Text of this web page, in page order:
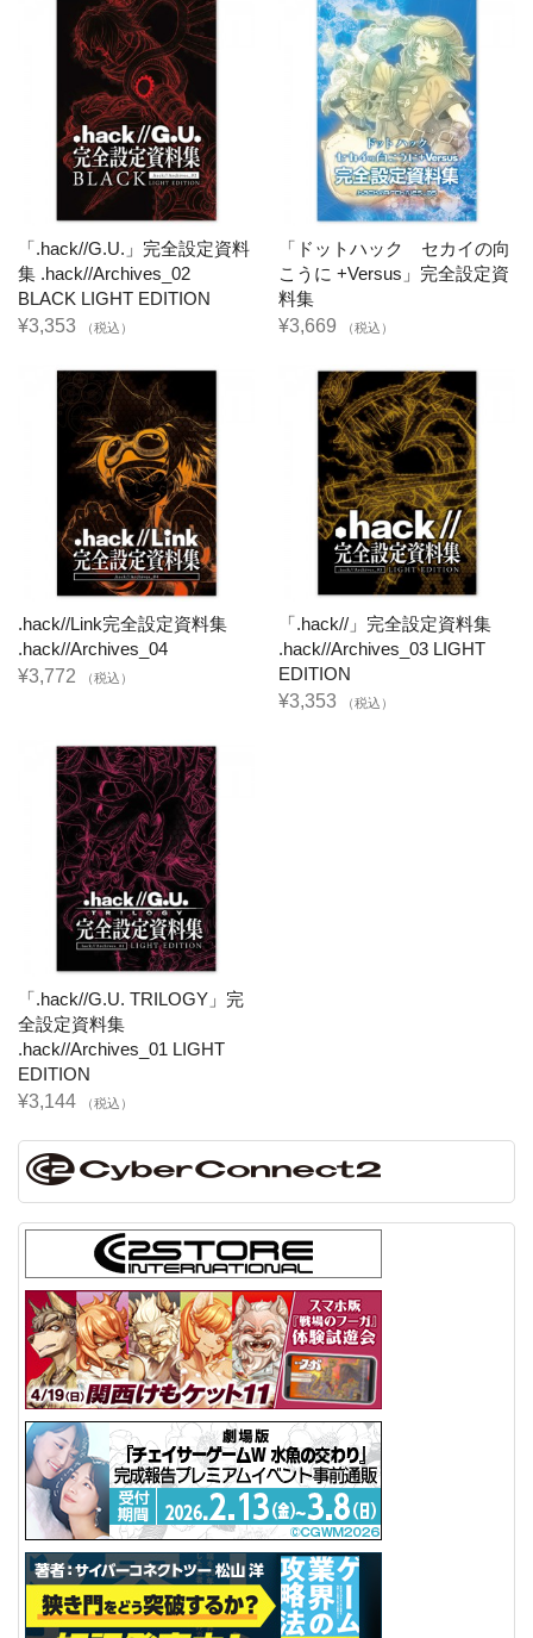
「.hack//G.U.」完全設定資料
集 .hack//Archives_02
BLACK LIGHT EDITION
¥3,353
（税込）
「ドットハック セカイの向
こうに +Versus」完全設定資
料集
¥3,669
（税込）
.hack//Link完全設定資料集
.hack//Archives_04
¥3,772
（税込）
「.hack//」完全設定資料集
.hack//Archives_03 LIGHT
EDITION
¥3,353
（税込）
「.hack//G.U. TRILOGY」完
全設定資料集
.hack//Archives_01 LIGHT
EDITION
¥3,144
（税込）